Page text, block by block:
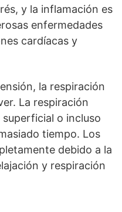
y la inflamación es
enfermedades
cardíacas y
la respiración
La respiración
o incluso
tiempo. Los
debido a la
y respiración